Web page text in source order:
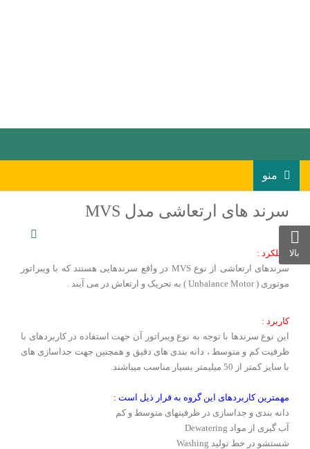
منو
سرند های ارتعاشی مدل MVS
عملکرد :
سرندهای ارتعاشی از نوع MVS در واقع سرندهایی هستند که با ویبراتور
موتوری ( Unbalance Motor ) به تحریک و ارتعاش در می آیند .
کاربرد :
این نوع سرندها با توجه به نوع ویبراتور آن جهت استفاده در کاربردهای با
ظرفیت کم و متوسط ، دانه بندی های دقیق و همچنین جهت جداسازی های
با سایز کمتر از 50 میلیمتر بسیار مناسب میباشند.
مهمترین کاربردهای این گروه به قرار ذیل است :
دانه بندی و جداسازی در ظرفیتهای متوسط و کم
آب گیری از مواد Dewatering
شستشو در خط تولید Washing
بالا